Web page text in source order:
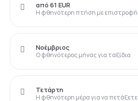
Η φθηνότερη πτήση με επιστροφή
από 61 EUR
Ο φθηνότερος μήνας για ταξίδια
Νοέμβριος
Η φθηνότερη μέρα για να πετάξετε
Τετάρτη